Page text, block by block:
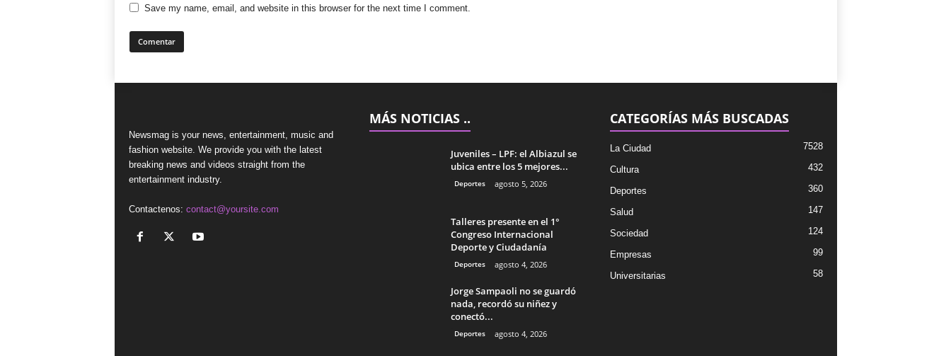
Save my name, email, and website in this browser for the next time I comment.
Newsmag is your news, entertainment, music and
fashion website. We provide you with the latest
breaking news and videos straight from the
entertainment industry.
Contactenos: contact@yoursite.com
MÁS NOTICIAS ..
Juveniles – LPF: el Albiazul se
ubica entre los 5 mejores...
Deportes agosto 5, 2026
Talleres presente en el 1°
Congreso Internacional
Deporte y Ciudadanía
Deportes agosto 4, 2026
Jorge Sampaoli no se guardó
nada, recordó su niñez y
conectó...
Deportes agosto 4, 2026
CATEGORÍAS MÁS BUSCADAS
La Ciudad 7528
Cultura 432
Deportes 360
Salud 147
Sociedad 124
Empresas 99
Universitarias 58